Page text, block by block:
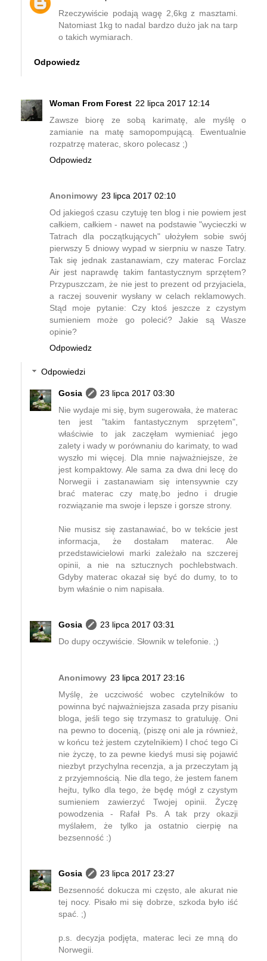
Rzeczywiście podają wagę 2,6kg z masztami.
Natomiast 1kg to nadal bardzo dużo jak na tarp
o takich wymiarach.
Odpowiedz
Woman From Forest 22 lipca 2017 12:14
Zawsze biorę ze sobą karimatę, ale myślę o
zamianie na matę samopompującą. Ewentualnie
rozpatrzę materac, skoro polecasz ;)
Odpowiedz
Anonimowy 23 lipca 2017 02:10
Od jakiegoś czasu czytuję ten blog i nie powiem jest
całkiem, całkiem - nawet na podstawie "wycieczki w
Tatrach dla początkujących" ułożyłem sobie swój
pierwszy 5 dniowy wypad w sierpniu w nasze Tatry.
Tak się jednak zastanawiam, czy materac Forclaz
Air jest naprawdę takim fantastycznym sprzętem?
Przypuszczam, że nie jest to prezent od przyjaciela,
a raczej souvenir wysłany w celach reklamowych.
Stąd moje pytanie: Czy ktoś jeszcze z czystym
sumieniem może go polecić? Jakie są Wasze
opinie?
Odpowiedz
Odpowiedzi
Gosia
23 lipca 2017 03:30
Nie wydaje mi się, bym sugerowała, że materac
ten jest "takim fantastycznym sprzętem",
właściwie to jak zaczęłam wymieniać jego
zalety i wady w porównaniu do karimaty, to wad
wyszło mi więcej. Dla mnie najważniejsze, że
jest kompaktowy. Ale sama za dwa dni lecę do
Norwegii i zastanawiam się intensywnie czy
brać materac czy matę,bo jedno i drugie
rozwiązanie ma swoje i lepsze i gorsze strony.
Nie musisz się zastanawiać, bo w tekście jest
informacja, że dostałam materac. Ale
przedstawicielowi marki zależało na szczerej
opinii, a nie na sztucznych pochlebstwach.
Gdyby materac okazał się być do dumy, to to
bym właśnie o nim napisała.
Gosia
23 lipca 2017 03:31
Do dupy oczywiście. Słownik w telefonie. ;)
Anonimowy 23 lipca 2017 23:16
Myślę, że uczciwość wobec czytelników to
powinna być najważniejsza zasada przy pisaniu
bloga, jeśli tego się trzymasz to gratuluję. Oni
na pewno to docenią, (piszę oni ale ja również,
w końcu też jestem czytelnikiem) I choć tego Ci
nie życzę, to za pewne kiedyś musi się pojawić
niezbyt przychylna recenzja, a ja przeczytam ją
z przyjemnością. Nie dla tego, że jestem fanem
hejtu, tylko dla tego, że będę mógł z czystym
sumieniem zawierzyć Twojej opinii. Życzę
powodzenia - Rafał Ps. A tak przy okazji
myślałem, że tylko ja ostatnio cierpię na
bezsenność :)
Gosia
23 lipca 2017 23:27
Bezsenność dokucza mi często, ale akurat nie
tej nocy. Pisało mi się dobrze, szkoda było iść
spać. ;)
p.s. decyzja podjęta, materac leci ze mną do
Norwegii.